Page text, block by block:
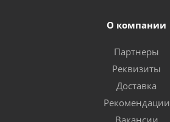
О компании
Партнеры
Реквизиты
Доставка
Рекомендации
Вакансии